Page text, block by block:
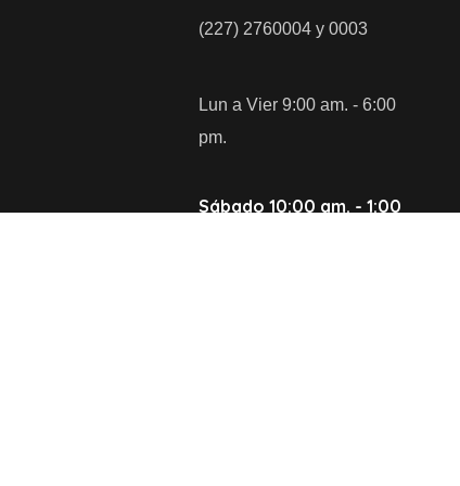
(227) 2760004 y 0003
Lun a Vier 9:00 am. - 6:00
pm.
Sábado 10:00 am. - 1:00